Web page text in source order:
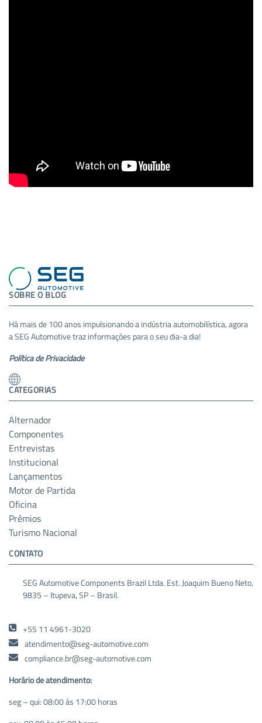
SOBRE O BLOG
Há mais de 100 anos impulsionando a indústria automobilística, agora
a SEG Automotive traz informações para o seu dia-a dia!
Política de Privacidade
CATEGORIAS
Alternador
Componentes
Entrevistas
Institucional
Lançamentos
Motor de Partida
Oficina
Prêmios
Turismo Nacional
CONTATO
SEG Automotive Components Brazil Ltda. Est. Joaquim Bueno Neto,
9835 – Itupeva, SP – Brasil.
+55 11 4961-3020
atendimento@seg-automotive.com
compliance.br@seg-automotive.com
Horário de atendimento:
seg – qui: 08:00 às 17:00 horas